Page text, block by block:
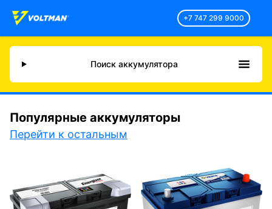
+7 747 299 9000
Поиск аккумулятора
Популярные аккумуляторы
Перейти к остальным